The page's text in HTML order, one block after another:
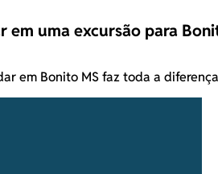
em uma excursão para
em Bonito MS faz toda a